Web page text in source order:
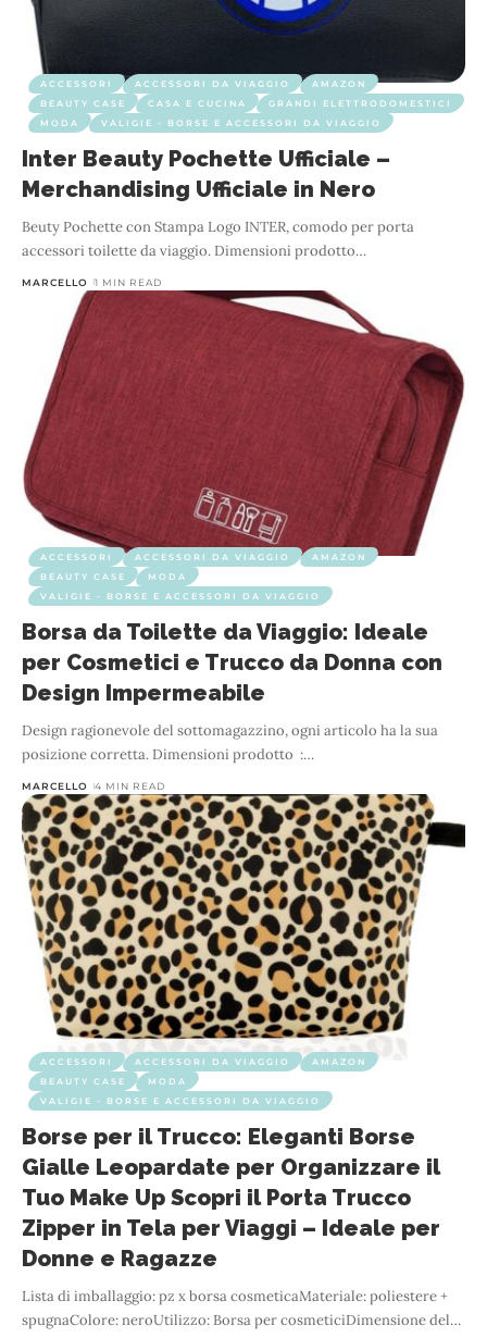
ACCESSORI ACCESSORI DA VIAGGIO
AMAZON
BEAUTY CASE
CASA E CUCINA
GRANDI ELETTRODOMESTICI
MODA
VALIGIE - BORSE E ACCESSORI DA VIAGGIO
Inter Beauty Pochette Ufficiale –
Merchandising Ufficiale in Nero
Beuty Pochette con Stampa Logo INTER, comodo per porta
accessori toilette da viaggio. Dimensioni prodotto…
MARCELLO 1 MIN READ
ACCESSORI ACCESSORI DA VIAGGIO
AMAZON
BEAUTY CASE
MODA
VALIGIE - BORSE E ACCESSORI DA VIAGGIO
Borsa da Toilette da Viaggio: Ideale
per Cosmetici e Trucco da Donna con
Design Impermeabile
Design ragionevole del sottomagazzino, ogni articolo ha la sua
posizione corretta. Dimensioni prodotto ‏ :…
MARCELLO 4 MIN READ
ACCESSORI ACCESSORI DA VIAGGIO
AMAZON
BEAUTY CASE
MODA
VALIGIE - BORSE E ACCESSORI DA VIAGGIO
Borse per il Trucco: Eleganti Borse
Gialle Leopardate per Organizzare il
Tuo Make Up Scopri il Porta Trucco
Zipper in Tela per Viaggi – Ideale per
Donne e Ragazze
Lista di imballaggio: pz x borsa cosmeticaMateriale: poliestere +
spugnaColore: neroUtilizzo: Borsa per cosmeticiDimensione del…